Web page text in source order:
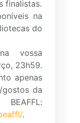
finalistas.
na
do
vossa
23h59.
apenas
/gostos da
.